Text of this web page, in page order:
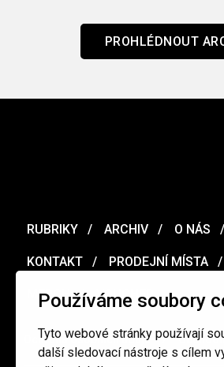
Používáme soubory
Tyto webové stránky používají
další sledovací nástroje s cílem
PROHLÉDNOUT
RUBRIKY ARCHIV O NÁS
KONTAKT PRODEJNÍ MÍSTA
MERCH VOUCHER
Ochrana osobních údajů /